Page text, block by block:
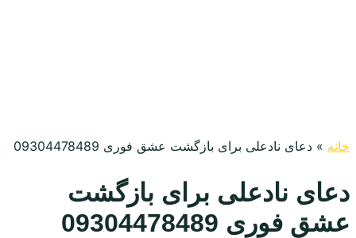
خانه » دعای نادعلی برای بازگشت عشق فوری 09304478489
دعای نادعلی برای بازگشت
عشق فوری 09304478489